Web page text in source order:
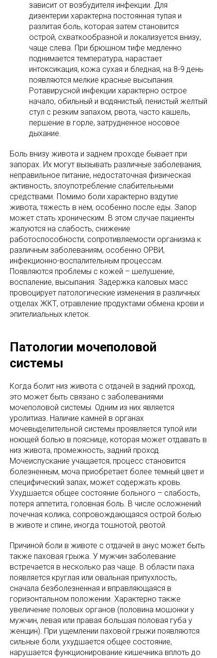
зависит от возбудителя инфекции. Для
дизентерии характерна постоянная тупая и
разлитая боль, которая затем становится
острой, схваткообразной и локализуется внизу,
чаще слева. При брюшном тифе медленно
поднимается температура, нарастает
интоксикация, кожа сухая и бледная, на 8-9 день
появляются мелкие красные высыпания.
Ротавирусной инфекции характерно острое
начало, обильный и водянистый, пенистый желтый
стул с резким запахом, рвота, часто кашель,
першение в горле, затрудненное носовое
дыхание.
Боль внизу живота и заднем проходе бывает при
запорах. Их могут вызывать различные заболевания,
неправильное питание, недостаточная физическая
активность, злоупотребление слабительными
средствами. Помимо боли характерно вздутие
живота, тяжесть в нем, особенно после еды. Запор
может стать хроническим. В этом случае пациенты
жалуются на слабость, снижение
работоспособности, сопротивляемости организма к
различным заболеваниям, особенно ОРВИ,
инфекционно-воспалительным процессам.
Появляются проблемы с кожей – шелушение,
воспаление, высыпания. Задержка каловых масс
провоцирует патологические изменения в различных
отделах ЖКТ, отравление продуктами обмена крови и
эпителиальных клеток.
Патологии мочеполовой
системы
Когда болит низ живота с отдачей в задний проход,
это может быть связано с заболеваниями
мочеполовой системы. Одним из них является
уролитиаз. Наличие камней в органах
мочевыделительной системы проявляется тупой или
ноющей болью в пояснице, которая может отдавать в
низ живота, промежность, задний проход.
Мочеиспускание учащается, процесс становится
болезненным, моча приобретает более темный цвет и
специфический запах, может содержать кровь.
Ухудшается общее состояние больного – слабость,
потеря аппетита, головная боль. В числе осложнений
почечная колика, сопровождающаяся острой болью
в животе и спине, иногда тошнотой, рвотой.
Причиной боли в животе с отдачей в анус может быть
также паховая грыжа. У мужчин заболевание
встречается в несколько раз чаще. В области паха
появляется круглая или овальная припухлость,
сначала безболезненная и вправляющаяся в
горизонтальном положении. Характерно также
увеличение половых органов (половина мошонки у
мужчин, левая или правая большая половая губа у
женщин). При ущемлении паховой грыжи появляются
сильные боли, ухудшается общее состояние,
нарушается функционирование кишечника вплоть до